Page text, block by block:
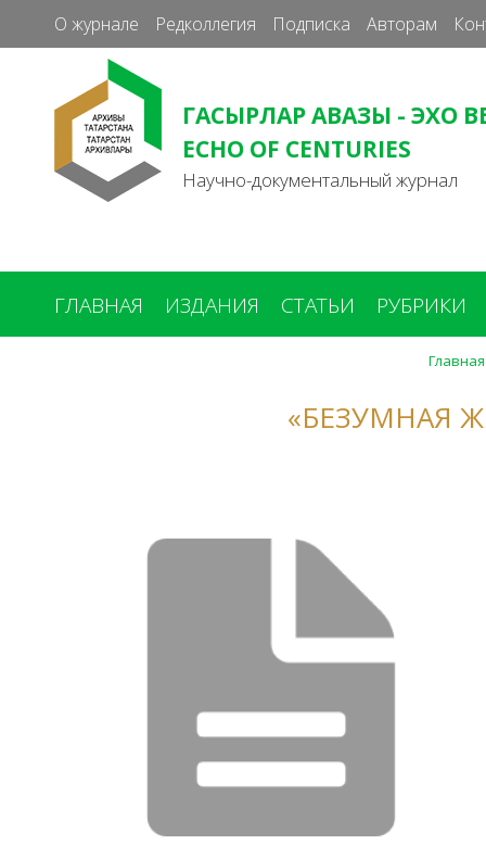
О журнале Редколлегия Подписка Авторам
ГАСЫРЛАР АВАЗЫ - ЭХО
ECHO OF CENTURIES
Научно-документальный журнал
ГЛАВНАЯ ИЗДАНИЯ СТАТЬИ РУБРИКИ
Главная
«БЕЗУМНАЯ